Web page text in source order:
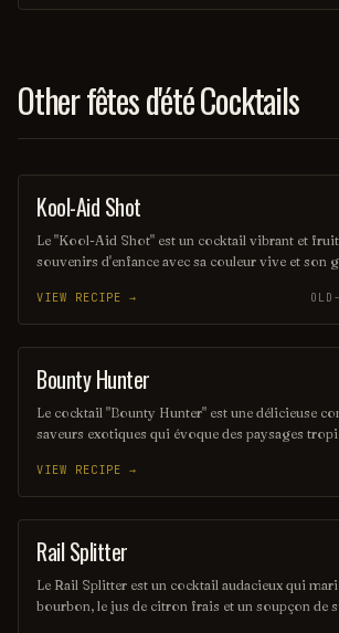
Parfait pour les soirées d'hiver, il séduit par son
Other fêtes d'été Cocktails
SHOT
Kool-Aid Shot
Le "Kool-Aid Shot" est un cocktail vibrant et
souvenirs d'enfance avec sa couleur vive et son
Aid, ce shot rafraîchissant est parfait pour les
entre amis. Sa simplicité et son côté ludique en
populaire pour ceux qui cherchent à s'amuser.
VIEW RECIPE →
COCKTAIL
Bounty Hunter
Le cocktail "Bounty Hunter" est une délicieuse
saveurs exotiques qui évoque des paysages
expérience rafraîchissante et envoûtante,
de cocktails d'été. Sa présentation colorée et
font un véritable trésor à découvrir.
VIEW RECIPE →
COCKTAIL
Rail Splitter
Le Rail Splitter est un cocktail audacieux qui
bourbon, le jus de citron frais et un soupçon de